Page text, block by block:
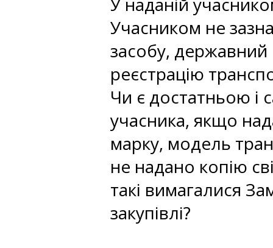
Учасником не
засобу, державний
реєстрацію
Чи є достатньою і
учасника, якщо
марку, модель
не надано копію
такі вимагалися
закупівлі?